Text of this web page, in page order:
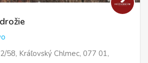
58, Kráľovský Chlmec, 077 01,